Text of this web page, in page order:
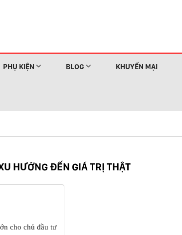
PHỤ KIỆN BLOG KHUYẾN MẠI
HƯỚNG ĐẾN GIÁ TRỊ THẬT
cho chủ đầu tư